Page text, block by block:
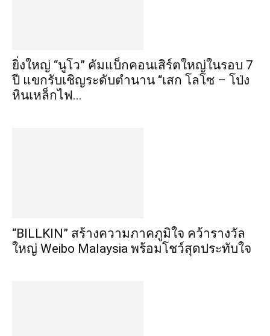
ยิ่งใหญ่ “นูโว” คัมแบ็กคอนเสิร์ตใหญ่ในรอบ 7
ปี แขกรับเชิญระดับตำนาน “เสก โลโซ – โป่ง
หินเหล็กไฟ...
“BILLKIN” สร้างความภาคภูมิใจ คว้ารางวัล
ใหญ่ Weibo Malaysia พร้อมโชว์สุดประทับใจ